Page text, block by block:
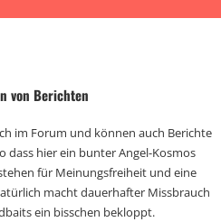
von Berichten
im Forum und können auch Berichte
dass hier ein bunter Angel-Kosmos
für Meinungsfreiheit und eine
macht dauerhafter Missbrauch
ein bisschen bekloppt.